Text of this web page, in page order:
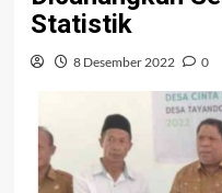
Statistik
8 Desember 2022 0